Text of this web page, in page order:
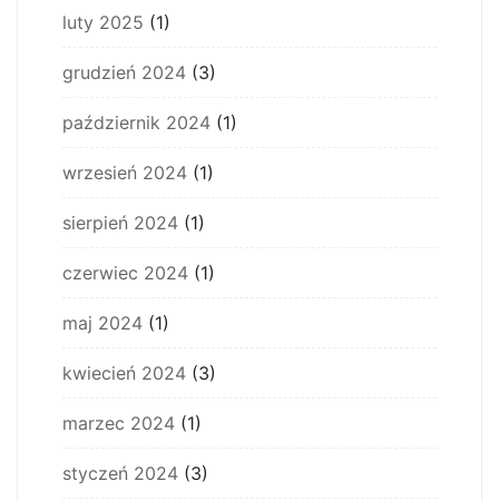
luty 2025 (1)
grudzień 2024 (3)
październik 2024 (1)
wrzesień 2024 (1)
sierpień 2024 (1)
czerwiec 2024 (1)
maj 2024 (1)
kwiecień 2024 (3)
marzec 2024 (1)
styczeń 2024 (3)